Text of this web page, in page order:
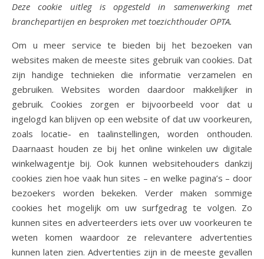
Deze cookie uitleg is opgesteld in samenwerking met
branchepartijen en besproken met toezichthouder OPTA.
Om u meer service te bieden bij het bezoeken van
websites maken de meeste sites gebruik van cookies. Dat
zijn handige technieken die informatie verzamelen en
gebruiken. Websites worden daardoor makkelijker in
gebruik. Cookies zorgen er bijvoorbeeld voor dat u
ingelogd kan blijven op een website of dat uw voorkeuren,
zoals locatie- en taalinstellingen, worden onthouden.
Daarnaast houden ze bij het online winkelen uw digitale
winkelwagentje bij. Ook kunnen websitehouders dankzij
cookies zien hoe vaak hun sites – en welke pagina’s – door
bezoekers worden bekeken. Verder maken sommige
cookies het mogelijk om uw surfgedrag te volgen. Zo
kunnen sites en adverteerders iets over uw voorkeuren te
weten komen waardoor ze relevantere advertenties
kunnen laten zien. Advertenties zijn in de meeste gevallen